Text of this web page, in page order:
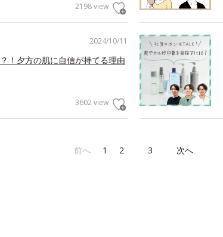
2198 view
2024/10/11
！夕方の肌に自信が持てる理由
3602 view
前へ 1 2 3 次へ